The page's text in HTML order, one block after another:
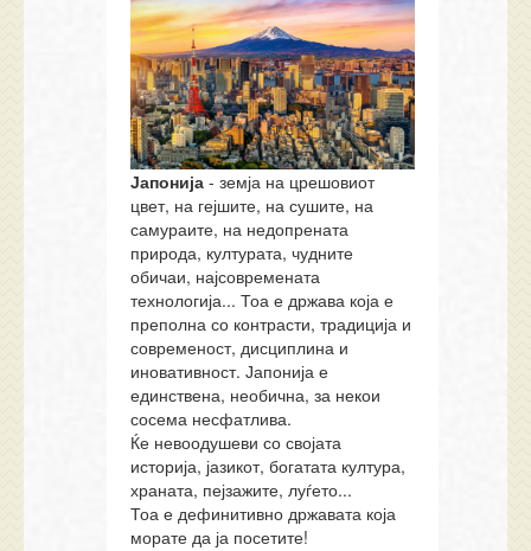
Јапонија- земја на црешовиот
цвет, на гејшите, на сушите, на
самураите, на недопрената
природа, културата, чудните
обичаи, најсовремената
технологија... Тоа е држава која е
преполна со контрасти, традиција и
современост, дисциплина и
иновативност. Јапонија е
единствена, необична, за некои
сосема несфатлива.
Ќе невоодушеви со својата
историја, јазикот, богатата култура,
храната, пејзажите, луѓето...
Тоа е дефинитивно државата која
морате да ја посетите!